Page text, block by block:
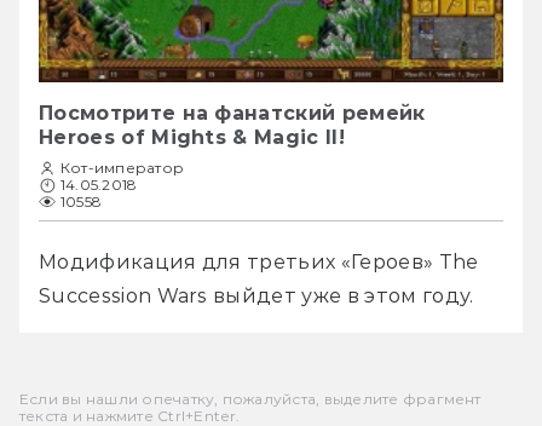
Посмотрите на фанатский ремейк
Heroes of Mights & Magic II!
Кот-император
14.05.2018
10558
Модификация для третьих «Героев» The
Succession Wars выйдет уже в этом году.
Если вы нашли опечатку, пожалуйста, выделите фрагмент
текста и нажмите Ctrl+Enter.